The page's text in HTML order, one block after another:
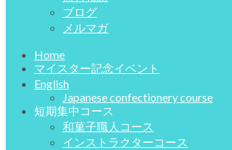
ブログ
メルマガ
Home
マイスター記念イベント
English
Japanese confectionery course
短期集中コース
和菓子職人コース
インストラクターコース